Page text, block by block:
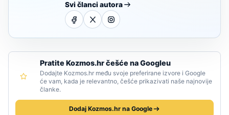
Svi članci autora
Pratite Kozmos.hr češće na Googleu
Dodajte Kozmos.hr među svoje preferirane izvore i Google
će vam, kada je relevantno, češće prikazivati naše najnovije
članke.
Dodaj Kozmos.hr na Google